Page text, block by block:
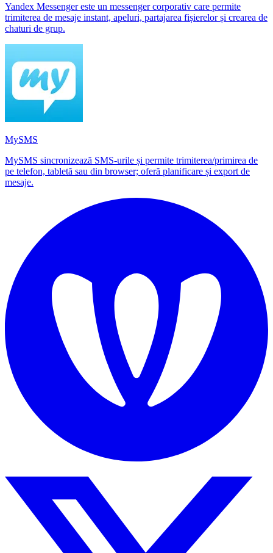
Yandex Messenger este un messenger corporativ care permite
trimiterea de mesaje instant, apeluri, partajarea fișierelor și crearea de
chaturi de grup.
MySMS
MySMS sincronizează SMS-urile și permite trimiterea/primirea de
pe telefon, tabletă sau din browser; oferă planificare și export de
mesaje.